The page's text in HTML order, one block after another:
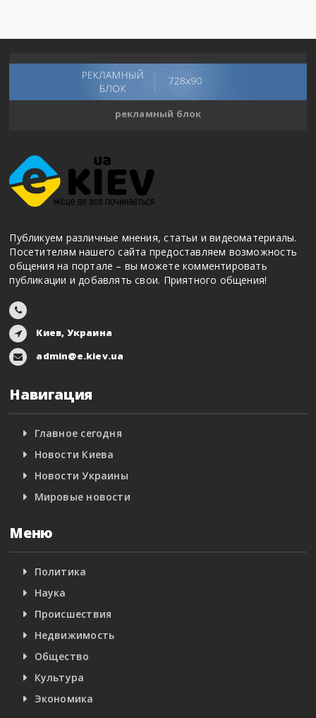
рекламный блок
Публикуем различные мнения, статьи и видеоматериалы.
Посетителям нашего сайта предоставляем возможность
общения на портале – вы можете комментировать
публикации и добавлять свои. Приятного общения!
Киев, Украина
admin@e.kiev.ua
Навигация
Главное сегодня
Новости Киева
Новости Украины
Мировые новости
Меню
Политика
Наука
Происшествия
Недвижимость
Общество
Культура
Экономика